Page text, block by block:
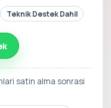
Teknik Destek Dahil
satin alma sonrasi